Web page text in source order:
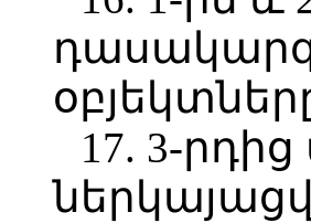
17. 3-